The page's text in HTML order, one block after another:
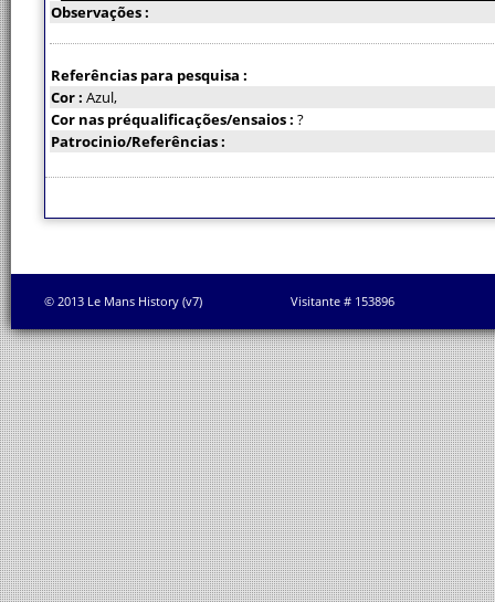
Observações :
Referências para pesquisa :
Cor : Azul,
Cor nas préqualificações/ensaios : ?
Patrocinio/Referências :
© 2013 Le Mans History (v7) Visitante # 153896